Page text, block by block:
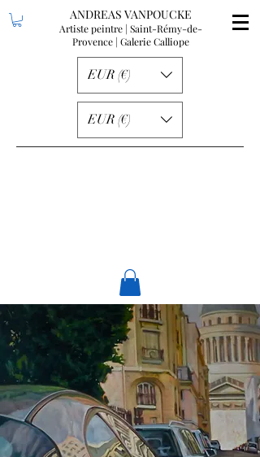
ANDREAS VANPOUCKE
Artiste peintre | Saint-Rémy-de-
Provence | Galerie Calliope
EUR (€)
EUR (€)